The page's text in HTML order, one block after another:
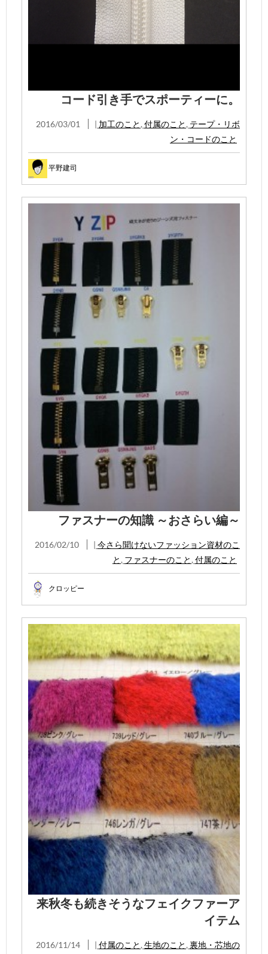
コード引き手でスポーティーに。
2016/03/01 | 加工のこと , 付属のこと , テープ・リボ
ン・コードのこと
平野建司
ファスナーの知識 ～おさらい編～
2016/02/10 | 今さら聞けないファッション資材のこ
と , ファスナーのこと , 付属のこと
クロッピー
来秋冬も続きそうなフェイクファーア
イテム
2016/11/14 付属のこと,生地のこと,裏地・芯地の